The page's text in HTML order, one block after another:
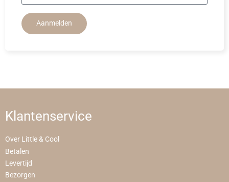
Aanmelden
Klantenservice
Over Little & Cool
Betalen
Levertijd
Bezorgen